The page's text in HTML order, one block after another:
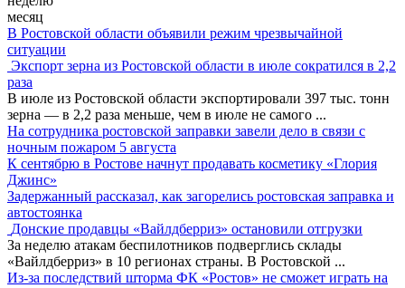
месяц
В Ростовской области объявили режим чрезвычайной
ситуации
Экспорт зерна из Ростовской области в июле сократился в 2,2
раза
В июле из Ростовской области экспортировали 397 тыс. тонн
зерна — в 2,2 раза меньше, чем в июле не самого ...
На сотрудника ростовской заправки завели дело в связи с
ночным пожаром 5 августа
К сентябрю в Ростове начнут продавать косметику «Глория
Джинс»
Задержанный рассказал, как загорелись ростовская заправка и
автостоянка
Донские продавцы «Вайлдберриз» остановили отгрузки
За неделю атакам беспилотников подверглись склады
«Вайлдберриз» в 10 регионах страны. В Ростовской ...
Из-за последствий шторма ФК «Ростов» не сможет играть на